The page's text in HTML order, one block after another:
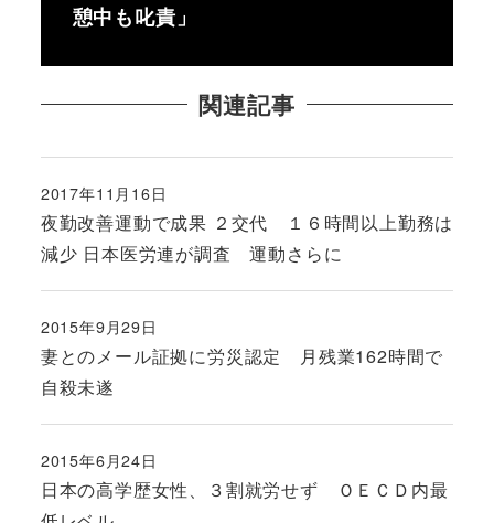
憩中も叱責」
関連記事
夜勤改善運動で成果 ２交代 １６時間以上勤務は
減少 日本医労連が調査 運動さらに
投稿日
2017年11月16日
妻とのメール証拠に労災認定 月残業162時間で
自殺未遂
投稿日
2015年9月29日
日本の高学歴女性、３割就労せず ＯＥＣＤ内最
投稿日
2015年6月24日